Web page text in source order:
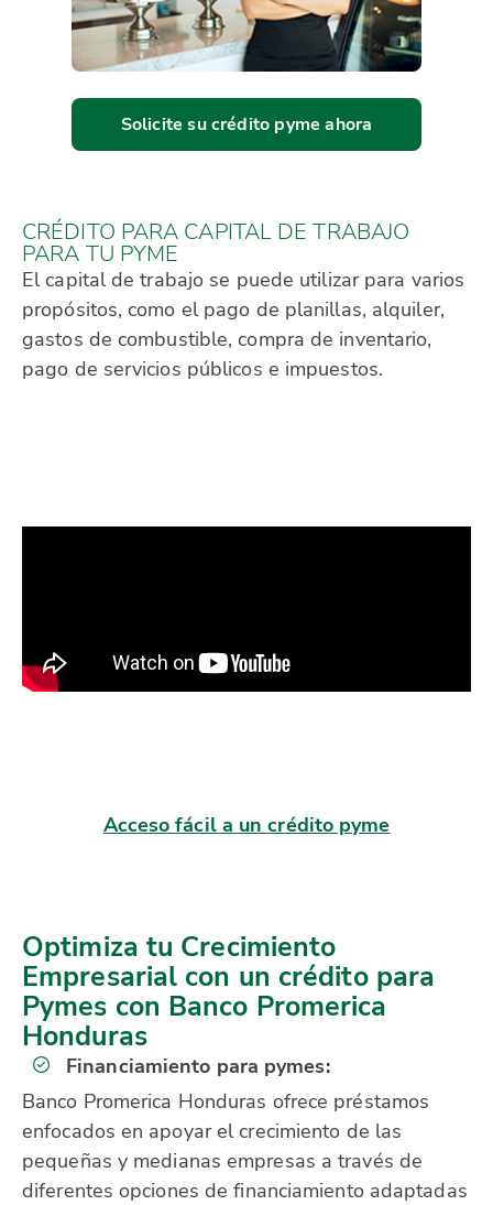
CRÉDITO PARA CAPITAL DE TRABAJO
PARA TU PYME
El capital de trabajo se puede utilizar para varios
propósitos, como el pago de planillas, alquiler,
gastos de combustible, compra de inventario,
pago de servicios públicos e impuestos.
Solicite su crédito pyme ahora
Acceso fácil a un crédito pyme
Optimiza tu Crecimiento
Empresarial con un crédito para
Pymes con Banco Promerica
Honduras
Financiamiento para pymes:
Banco Promerica Honduras ofrece préstamos
enfocados en apoyar el crecimiento de las
pequeñas y medianas empresas a través de
diferentes opciones de financiamiento adaptadas